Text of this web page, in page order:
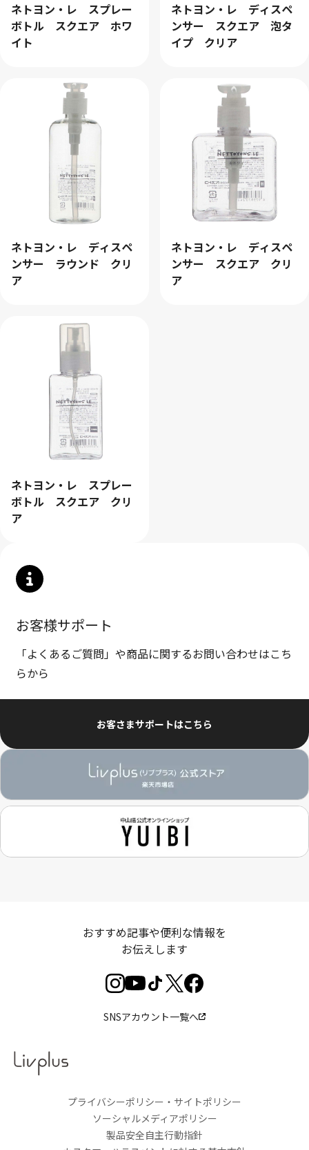
ネトヨン・レ スプレー
ボトル スクエア ホワ
イト
ネトヨン・レ ディスペ
ンサー スクエア 泡タ
イプ クリア
ネトヨン・レ ディスペ
ンサー ラウンド クリ
ア
ネトヨン・レ ディスペ
ンサー スクエア クリ
ア
ネトヨン・レ スプレー
ボトル スクエア クリ
ア
お客様サポート
「よくあるご質問」や商品に関するお問い合わせはこち
らから
お客さまサポートはこちら
おすすめ記事や便利な情報を
お伝えします
SNSアカウント一覧へ
プライバシーポリシー・サイトポリシー
ソーシャルメディアポリシー
製品安全自主行動指針